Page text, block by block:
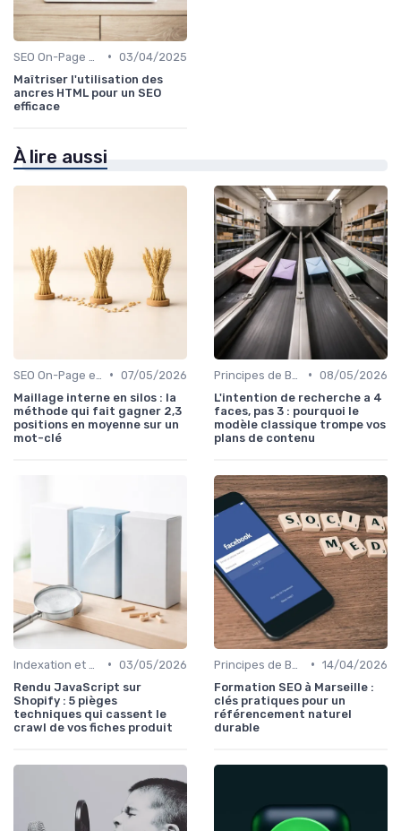
• 03/04/2025
Maîtriser l'utilisation des
ancres HTML pour un SEO
efficace
À lire aussi
• 07/05/2026
Maillage interne en silos : la
méthode qui fait gagner 2,3
positions en moyenne sur un
mot-clé
• 08/05/2026
L'intention de recherche a 4
faces, pas 3 : pourquoi le
modèle classique trompe vos
plans de contenu
• 03/05/2026
Rendu JavaScript sur
Shopify : 5 pièges
techniques qui cassent le
crawl de vos fiches produit
• 14/04/2026
Formation SEO à Marseille :
clés pratiques pour un
référencement naturel
durable